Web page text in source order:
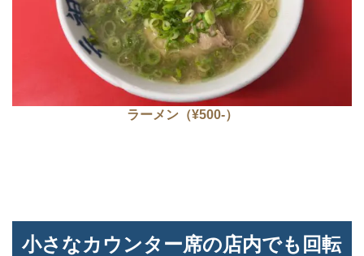
ラーメン（¥500-）
小さなカウンター席の店内でも回転